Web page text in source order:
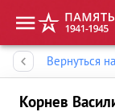
Вернуться
Корнев
Память народа